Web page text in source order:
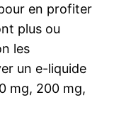
en profiter
plus ou
les
un e-liquide
mg, 200 mg,